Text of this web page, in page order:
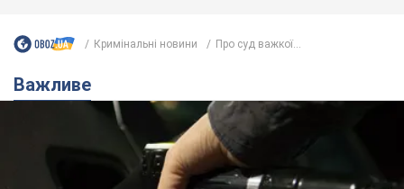
Кримінальні новини Про суд важкої...
Важливе